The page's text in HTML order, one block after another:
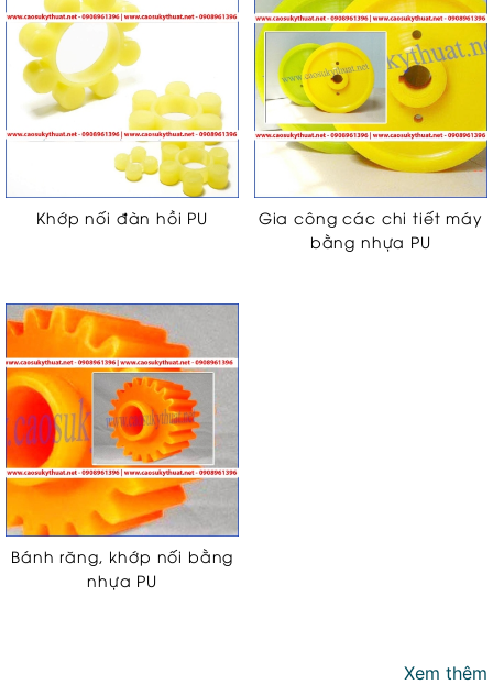
Khớp nối đàn hồi PU
Gia công các chi tiết máy
bằng nhựa PU
Bánh răng, khớp nối bằng
nhựa PU
Xem thêm